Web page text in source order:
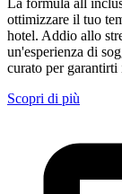
La formula all
ottimizzare il tuo
hotel. Addio allo
un'esperienza di
curato per
Scopri di più